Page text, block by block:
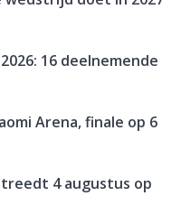
16 deelnemende
Arena, finale op 6
4 augustus op